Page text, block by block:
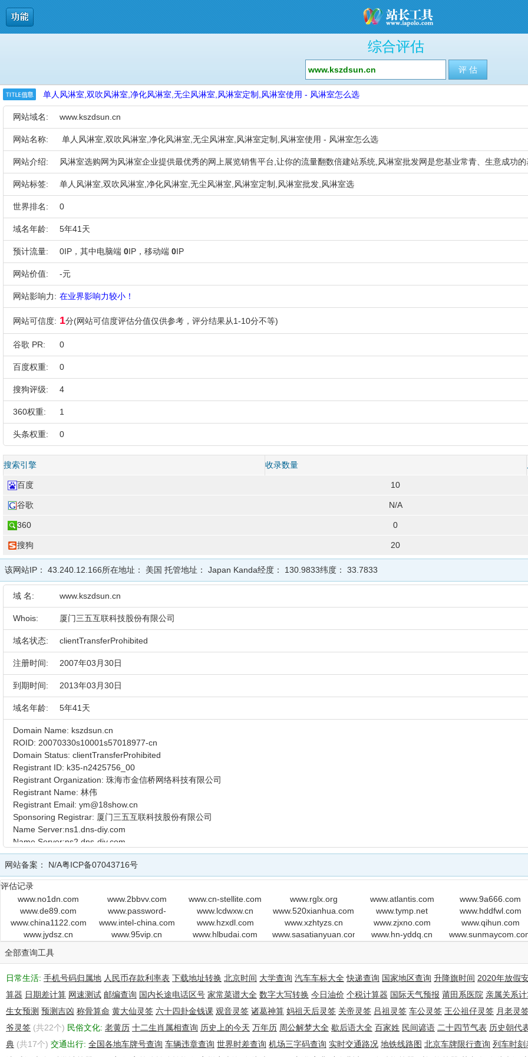
综合评估
单人风淋室,双吹风淋室,净化风淋室,无尘风淋室,风淋室定制,风淋室使用 - 风淋室怎么选
网站域名: www.kszdsun.cn
网站名称: 单人风淋室,双吹风淋室,净化风淋室,无尘风淋室,风淋室定制,风淋室使用 - 风淋室怎么选
网站介绍: 风淋室选购网为风淋室企业提供最优秀的网上展览销售平台,让你的流量翻数倍建站系统,风淋室批发网是您基业常青、生意成功
网站标签: 单人风淋室,双吹风淋室,净化风淋室,无尘风淋室,风淋室定制,风淋室批发,风淋室选
世界排名: 0
域名年龄: 5年41天
预计流量: 0IP，其中电脑端 0IP，移动端 0IP
网站价值: -元
网站影响力: 在业界影响力较小！
网站可信度: 1分(网站可信度评估分值仅供参考，评分结果从1-10分不等)
谷歌 PR: 0
百度权重: 0
搜狗评级: 4
360权重: 1
头条权重: 0
搜索引擎 收录数量
百度 10
谷歌 N/A
360 0
搜狗 20
该网站IP： 43.240.12.166所在地址： 美国 托管地址： Japan Kanda经度： 130.9833纬度： 33.7833
域 名: www.kszdsun.cn
Whois: 厦门三五互联科技股份有限公司
域名状态: clientTransferProhibited
注册时间: 2007年03月30日
到期时间: 2013年03月30日
域名年龄: 5年41天
Domain Name: kszdsun.cn
ROID: 20070330s10001s57018977-cn
Domain Status: clientTransferProhibited
Registrant ID: k35-n2425756_00
Registrant Organization: 珠海市金信桥网络科技有限公司
Registrant Name: 林伟
Registrant Email: ym@18show.cn
Sponsoring Registrar: 厦门三五互联科技股份有限公司
Name Server:ns1.dns-diy.com
Name Server:ns2.dns-diy.com
Name Server:ns3.dns-diy.com
Name Server:ns4.dns-diy.com
Registration Date: 2007-03-30 15:48:48
Expiration Date: 2013-03-30 15:48:48
Dnssec Deployment: N
网站备案： N/A粤ICP备07043716号
评估记录
www.no1dn.com
www.2bbvv.com www.cn-stellite.com www.rglx.org www.atlantis.com
www.9a666.com
www.de89.com
www.password-
buster.com
www.lcdwxw.cn www.520xianhua.com www.tymp.net
www.hddfwl.com
www.china1122.com
www.intel-china.com www.hzxdl.com www.xzhtyzs.cn www.zjxno.com
www.qihun.com
www.jydsz.cn
www.95vip.cn www.hlbudai.com www.sasatianyuan.com www.hn-yddq.cn
全部查询工具
日常生活: 手机号码归属地 人民币存款利率表 下载地址转换 北京时间 大学查询 汽车车标大全 快递查询 国家地区查询 升降旗时间 2020年放假
算器 日期差计算 网速测试 邮编查询 国内长途电话区号 家常菜谱大全 数字大写转换 今日油价 个税计算器 国际天气预报 莆田系医院 亲属关系
生女预测 预测吉凶 称骨算命 黄大仙灵签 六十四卦金钱课 观音灵签 诸葛神算 妈祖天后灵签 关帝灵签 吕祖灵签 车公灵签 王公祖仔灵签 月老灵
爷灵签 (共22个) 民俗文化: 老黄历 十二生肖属相查询 历史上的今天 万年历 周公解梦大全 歇后语大全 百家姓 民间谚语 二十四节气表 历史朝代
典 (共17个) 交通出行: 全国各地车牌号查询 车辆违章查询 世界时差查询 机场三字码查询 实时交通路况 地铁线路图 北京车牌限行查询 列车时刻